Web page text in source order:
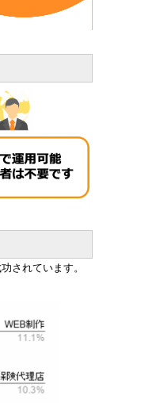
されています。